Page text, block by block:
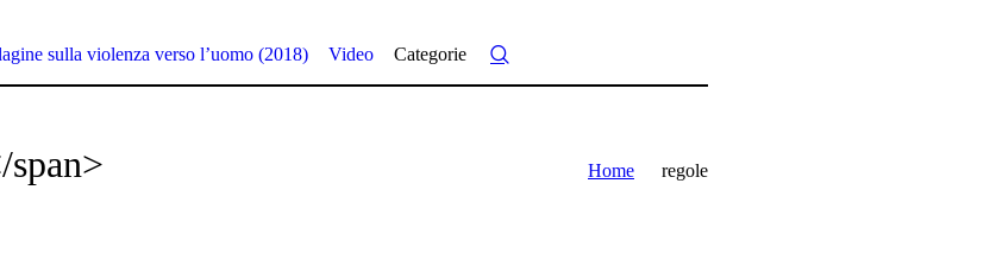
sulla violenza verso l’uomo (2018) Video Categorie
Home regole